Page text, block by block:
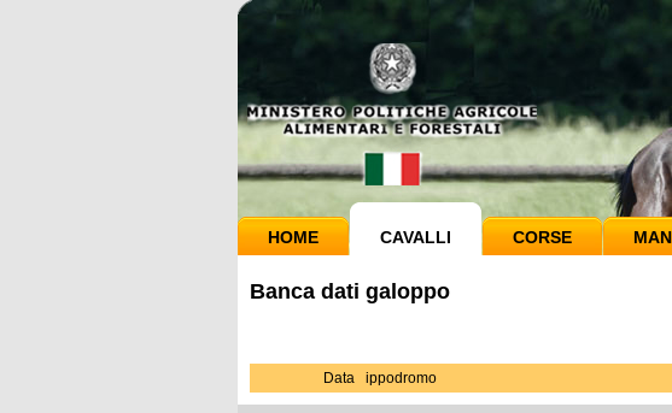
HOME CAVALLI CORSE
Banca dati galoppo
Data ippodromo